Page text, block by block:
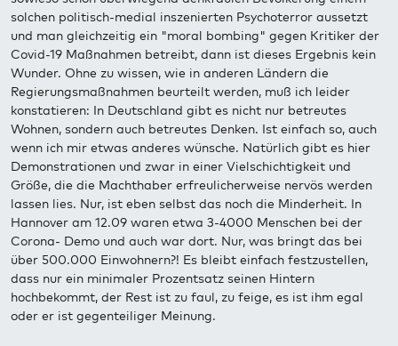
solchen politisch-medial inszenierten Psychoterror aussetzt
und man gleichzeitig ein "moral bombing" gegen Kritiker der
Covid-19 Maßnahmen betreibt, dann ist dieses Ergebnis kein
Wunder. Ohne zu wissen, wie in anderen Ländern die
Regierungsmaßnahmen beurteilt werden, muß ich leider
konstatieren: In Deutschland gibt es nicht nur betreutes
Wohnen, sondern auch betreutes Denken. Ist einfach so, auch
wenn ich mir etwas anderes wünsche. Natürlich gibt es hier
Demonstrationen und zwar in einer Vielschichtigkeit und
Größe, die die Machthaber erfreulicherweise nervös werden
lassen lies. Nur, ist eben selbst das noch die Minderheit. In
Hannover am 12.09 waren etwa 3-4000 Menschen bei der
Corona- Demo und auch war dort. Nur, was bringt das bei
über 500.000 Einwohnern?! Es bleibt einfach festzustellen,
dass nur ein minimaler Prozentsatz seinen Hintern
hochbekommt, der Rest ist zu faul, zu feige, es ist ihm egal
oder er ist gegenteiliger Meinung.